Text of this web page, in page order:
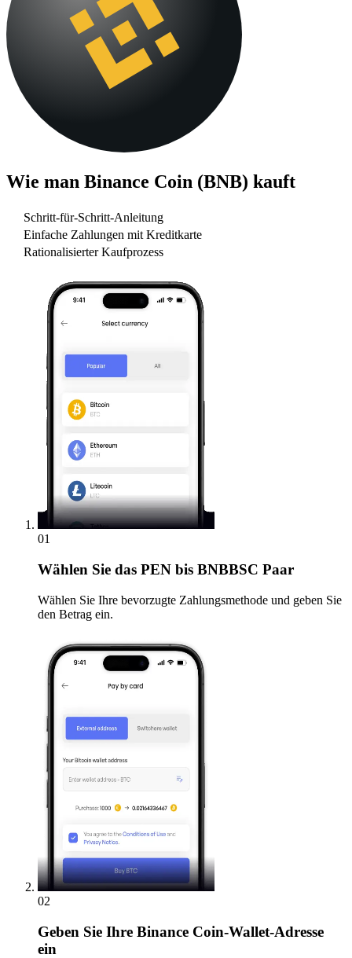
Wie man Binance Coin (BNB) kauft
Schritt-für-Schritt-Anleitung
Einfache Zahlungen mit Kreditkarte
Rationalisierter Kaufprozess
01
Wählen Sie das PEN bis BNBBSC Paar
Wählen Sie Ihre bevorzugte Zahlungsmethode und geben Sie
den Betrag ein.
02
Geben Sie Ihre Binance Coin-Wallet-Adresse
ein